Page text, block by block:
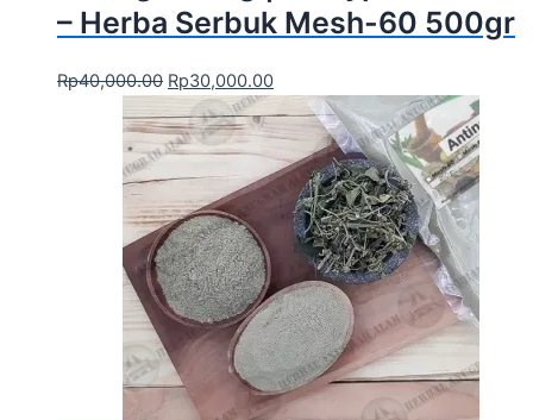
– Herba Serbuk Mesh-60 500gr
Rp40,000.00 Rp30,000.00